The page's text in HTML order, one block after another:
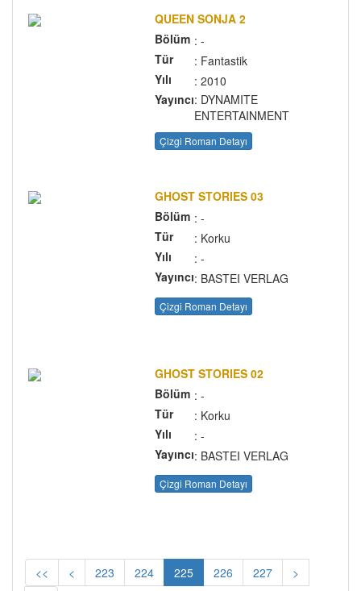
QUEEN SONJA 2
Bölüm : -
Tür
: Fantastik
Yılı
: 2010
Yayıncı: DYNAMITE
ENTERTAINMENT
Çizgi Roman Detayı
GHOST STORIES 03
Bölüm : -
Tür
: Korku
Yılı
: -
Yayıncı: BASTEI VERLAG
Çizgi Roman Detayı
GHOST STORIES 02
Bölüm : -
Tür
: Korku
Yılı
: -
Yayıncı: BASTEI VERLAG
Çizgi Roman Detayı
<< < 223 224 225 226 227
>